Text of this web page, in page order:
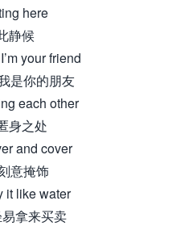
here
静候
your friend
是你的朋友
each other
身之处
and cover
意掩饰
it like water
拿来买卖